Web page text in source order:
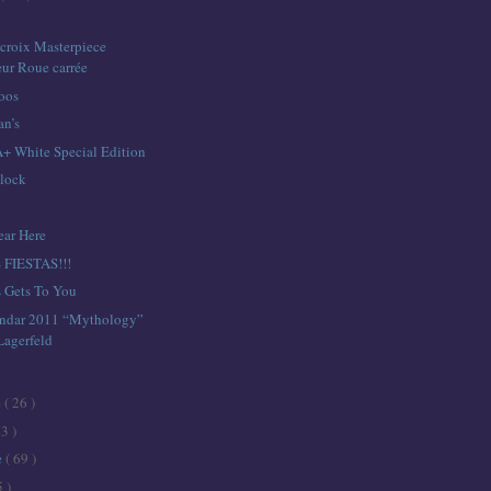
Masterpiece
Roue carrée
White Special Edition
Here
FIESTAS!!!
To You
2011 “Mythology”
( 26 )
)
( 69 )
)